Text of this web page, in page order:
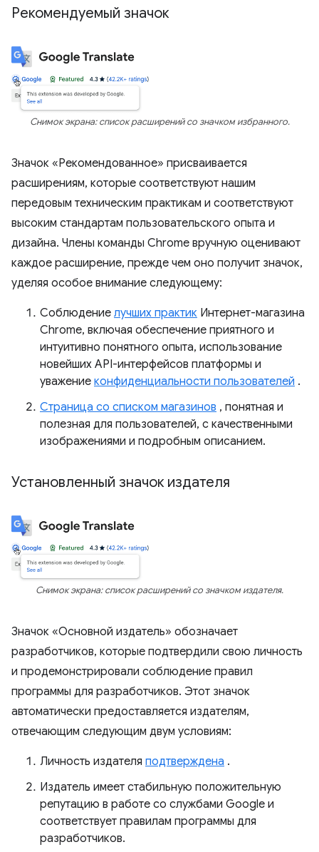
Рекомендуемый значок
Снимок экрана: список расширений со значком избранного.
Значок «Рекомендованное» присваивается
расширениям, которые соответствуют нашим
передовым техническим практикам и соответствуют
высоким стандартам пользовательского опыта и
дизайна. Члены команды Chrome вручную оценивают
каждое расширение, прежде чем оно получит значок,
уделяя особое внимание следующему:
Соблюдение лучших практик Интернет-магазина
Chrome, включая обеспечение приятного и
интуитивно понятного опыта, использование
новейших API-интерфейсов платформы и
уважение конфиденциальности пользователей .
Страница со списком магазинов , понятная и
полезная для пользователей, с качественными
изображениями и подробным описанием.
Установленный значок издателя
Снимок экрана: список расширений со значком издателя.
Значок «Основной издатель» обозначает
разработчиков, которые подтвердили свою личность
и продемонстрировали соблюдение правил
программы для разработчиков. Этот значок
автоматически предоставляется издателям,
отвечающим следующим двум условиям:
Личность издателя подтверждена .
Издатель имеет стабильную положительную
репутацию в работе со службами Google и
соответствует правилам программы для
разработчиков.